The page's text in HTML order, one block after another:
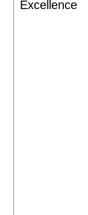
Excellence